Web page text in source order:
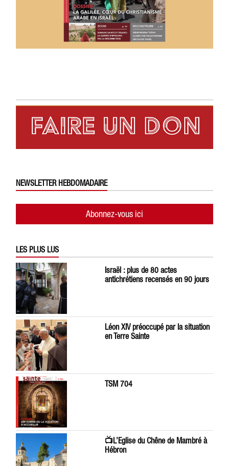
NEWSLETTER HEBDOMADAIRE
Abonnez-vous ici
LES PLUS LUS
Israël : plus de 80 actes
antichrétiens recensés en 90 jours
Léon XIV préoccupé par la situation
en Terre Sainte
TSM 704
📺L’Eglise du Chêne de Mambré à
Hébron